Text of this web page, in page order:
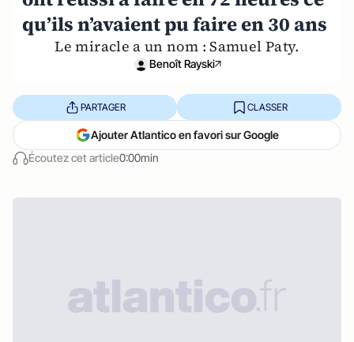
qu’ils n’avaient pu faire en 30 ans
Le miracle a un nom : Samuel Paty.
Benoît Rayski
Écoutez cet article0:00min
PARTAGER CLASSER
Ajouter Atlantico en favori sur Google